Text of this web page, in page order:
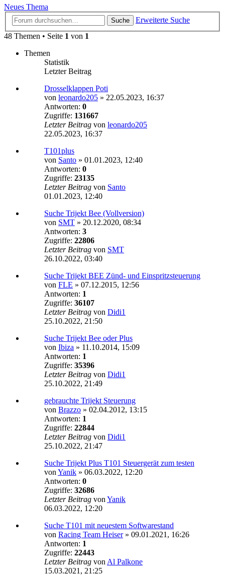
Neues Thema
Suche
Erweiterte Suche
48 Themen • Seite 1 von 1
Themen
Statistik
Letzter Beitrag
Drosselklappen Poti
von leonardo205 » 22.05.2023, 16:37
Antworten: 0
Zugriffe: 131667
Letzter Beitrag von leonardo205
22.05.2023, 16:37
T101plus
von Santo » 01.01.2023, 12:40
Antworten: 0
Zugriffe: 23135
Letzter Beitrag von Santo
01.01.2023, 12:40
Suche Trijekt Bee (Vollversion)
von SMT » 20.12.2020, 08:34
Antworten: 3
Zugriffe: 22806
Letzter Beitrag von SMT
26.10.2022, 03:40
Suche Trijekt BEE Zünd- und Einspritzsteuerung
von FLE » 07.12.2015, 12:56
Antworten: 1
Zugriffe: 36107
Letzter Beitrag von Didi1
25.10.2022, 21:50
Suche Trijekt Bee oder Plus
von Ibiza » 11.10.2014, 15:09
Antworten: 1
Zugriffe: 35396
Letzter Beitrag von Didi1
25.10.2022, 21:49
gebrauchte Trijekt Steuerung
von Brazzo » 02.04.2012, 13:15
Antworten: 1
Zugriffe: 22844
Letzter Beitrag von Didi1
25.10.2022, 21:47
Suche Trijekt Plus T101 Steuergerät zum testen
von Yanik » 06.03.2022, 12:20
Antworten: 0
Zugriffe: 32686
Letzter Beitrag von Yanik
06.03.2022, 12:20
Suche T101 mit neuestem Softwarestand
von Racing Team Heiser» 09.01.2021, 16:26
Antworten: 1
Zugriffe: 22443
Letzter Beitrag von Al Palkone
15.03.2021, 21:25